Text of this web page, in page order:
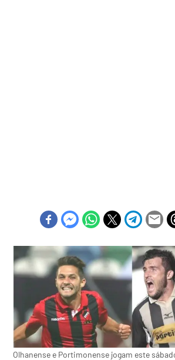
Olhanense e Portimonense jogam este